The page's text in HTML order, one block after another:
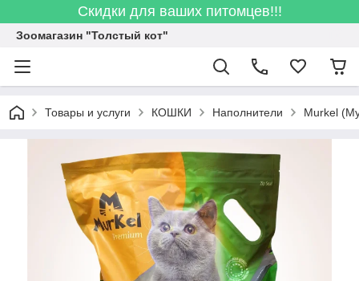
Скидки для ваших питомцев!!!
Зоомагазин "Толстый кот"
Товары и услуги КОШКИ Наполнители Murkel